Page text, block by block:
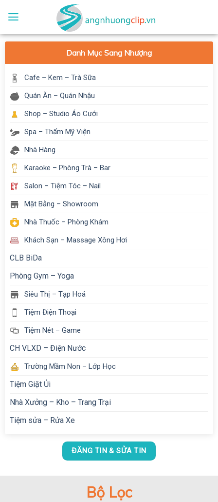
Danh Mục Sang Nhượng
Cafe – Kem – Trà Sữa
Quán Ăn – Quán Nhậu
Shop – Studio Áo Cưới
Spa – Thẩm Mỹ Viện
Nhà Hàng
Karaoke – Phòng Trà – Bar
Salon – Tiệm Tóc – Nail
Mặt Bằng – Showroom
Nhà Thuốc – Phòng Khám
Khách Sạn – Massage Xông Hơi
CLB BiDa
Phòng Gym – Yoga
Siêu Thị – Tạp Hoá
Tiệm Điện Thoại
Tiệm Nét – Game
CH VLXD – Điện Nước
Trường Mầm Non – Lớp Học
Tiệm Giặt Ủi
Nhà Xưởng – Kho – Trang Trại
Tiệm sửa – Rửa Xe
ĐĂNG TIN & SỬA TIN
Bộ Lọc